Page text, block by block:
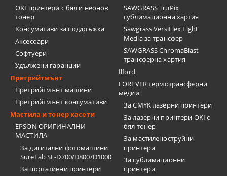
OKI принтери с бял и неонов
тонер
Консумативи за поддръжка
Аксесоари
Софтуери
Удължени гаранции
Претрийтмънт
Претрийтмънт машини
Претрийтмънт консумативи
Мастила и тонер касети
EPSON ОРИГИНАЛНИ
МАСТИЛА
За дигитални фотомашини
SureLab SL-D700/D800/D1000
За портативни принтери
SAWGRASS TruPix
сублимационна хартия
Sawgrass VersiFlex Light
Media за трансфер
SAWGRASS ChromaBlast
трансферна хартия
Ilford
FOREVER термотрансферни
медии
За CMYK лазерни принтери
За лазерни принтери OKI с
бял тонер
За мастиленоструйни
принтери
За сублимационни
принтери